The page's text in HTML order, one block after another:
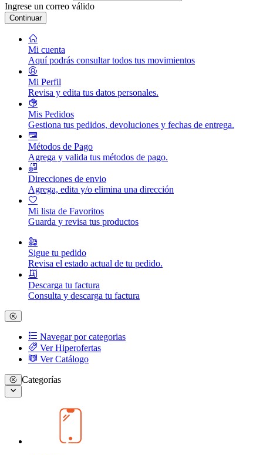
Ingrese un correo válido
Continuar
Mi cuenta
Aquí podrás consultar todos tus movimientos
Mi Perfil
Revisa y edita tus datos personales.
Mis Pedidos
Gestiona tus pedidos, devoluciones y fechas de entrega.
Métodos de Pago
Agrega y valida tus métodos de pago.
Direcciones de envio
Agrega, edita y/o elimina una dirección
Mi lista de Favoritos
Guarda y revisa tus productos
Sigue tu pedido
Revisa el estado actual de tu pedido.
Descarga tu factura
Consulta y descarga tu factura
Navegar por categorias
Ver Hiperofertas
Ver Catálogo
Categorías